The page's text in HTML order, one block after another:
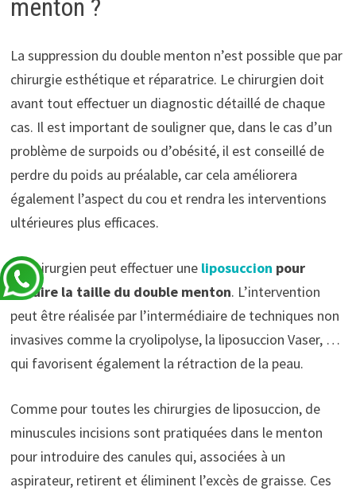
menton ?
La suppression du double menton n’est possible que par
chirurgie esthétique et réparatrice. Le chirurgien doit
avant tout effectuer un diagnostic détaillé de chaque
cas. Il est important de souligner que, dans le cas d’un
problème de surpoids ou d’obésité, il est conseillé de
perdre du poids au préalable, car cela améliorera
également l’aspect du cou et rendra les interventions
ultérieures plus efficaces.
Le chirurgien peut effectuer une liposuccion pour
réduire la taille du double menton. L’intervention
peut être réalisée par l’intermédiaire de techniques non
invasives comme la cryolipolyse, la liposuccion Vaser, …
qui favorisent également la rétraction de la peau.
Comme pour toutes les chirurgies de liposuccion, de
minuscules incisions sont pratiquées dans le menton
pour introduire des canules qui, associées à un
aspirateur, retirent et éliminent l’excès de graisse. Ces